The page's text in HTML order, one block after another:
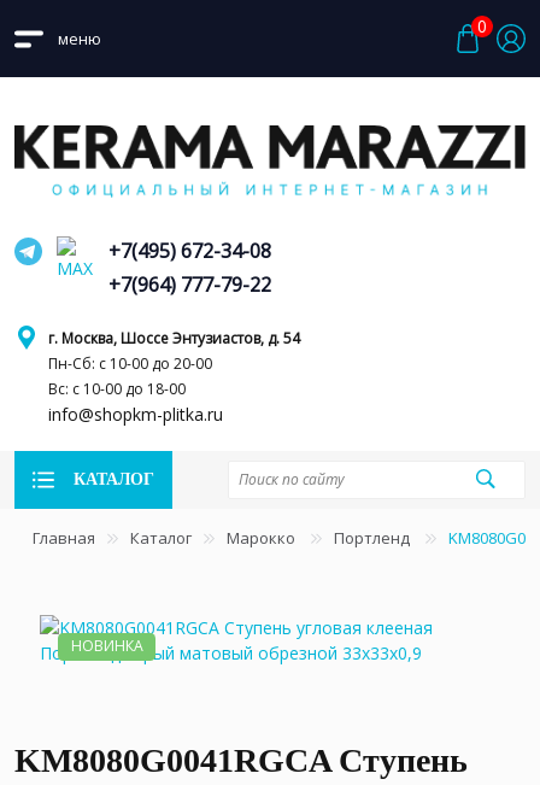
меню
0
г. Москва, Шоссе Энтузиастов, д. 54
Пн-Сб: с 10-00 до 20-00
Вс: с 10-00 до 18-00
info@shopkm-plitka.ru
+7(495) 672-34-08
+7(964) 777-79-22
КАТАЛОГ
Главная Каталог Марокко Портленд
НОВИНКА
KM8080G0041RGCA Ступень